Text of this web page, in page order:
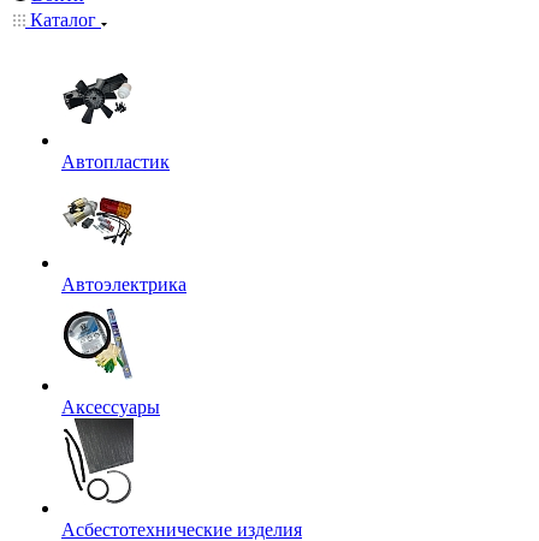
Каталог
Автопластик
Автоэлектрика
Аксессуары
Асбестотехнические изделия